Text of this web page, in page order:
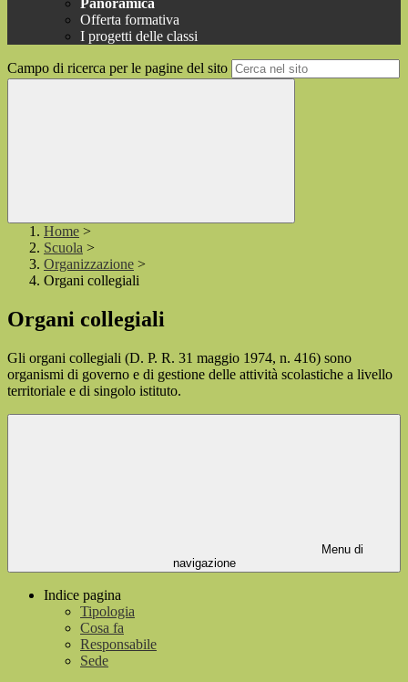
Panoramica
Offerta formativa
I progetti delle classi
Campo di ricerca per le pagine del sito
Home >
Scuola >
Organizzazione >
Organi collegiali
Organi collegiali
Gli organi collegiali (D. P. R. 31 maggio 1974, n. 416) sono
organismi di governo e di gestione delle attività scolastiche a livello
territoriale e di singolo istituto.
Menu di
navigazione
Indice pagina
Tipologia
Cosa fa
Responsabile
Sede